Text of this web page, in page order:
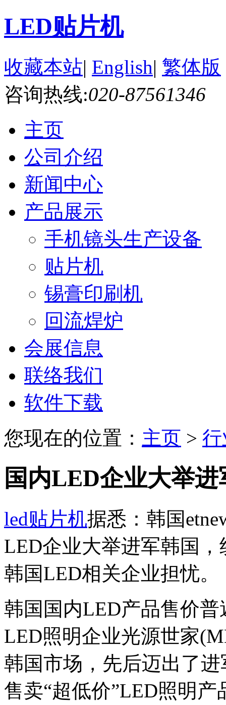
LED贴片机
收藏本站| English| 繁体版
咨询热线:020-87561346
主页
公司介绍
新闻中心
产品展示
手机镜头生产设备
贴片机
锡膏印刷机
回流焊炉
会展信息
联络我们
软件下载
您现在的位置： 主页 >
国内LED企业大举
led贴片机据悉：韩国
LED企业大举进军韩国
韩国LED相关企业担忧。
韩国国内LED产品售价
LED照明企业光源世家
韩国市场，先后迈出了
售卖“超低价”LED照明